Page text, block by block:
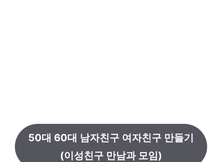
50대 60대 남자친구 여자친구 만들기
(이성친구 만남과 모임)